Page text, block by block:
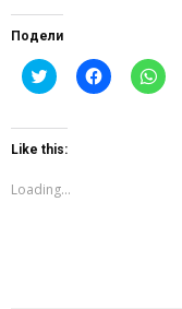
Подели
Click
to
Twitter
(Opens
in
window)
Click
to
Click
to
Like this:
Loading...